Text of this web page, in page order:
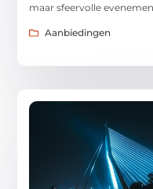
maar sfeervolle
Aanbiedingen